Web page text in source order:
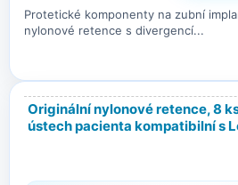
Protetické komponenty na zubní
nylonové retence s divergencí...
Originální nylonové retence, 8
ústech pacienta kompatibilní s